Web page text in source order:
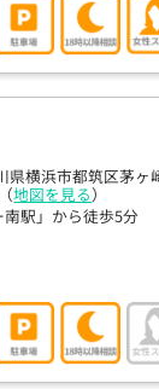
県横浜市都筑区茅ヶ
地図を見る）
駅」から徒歩5分